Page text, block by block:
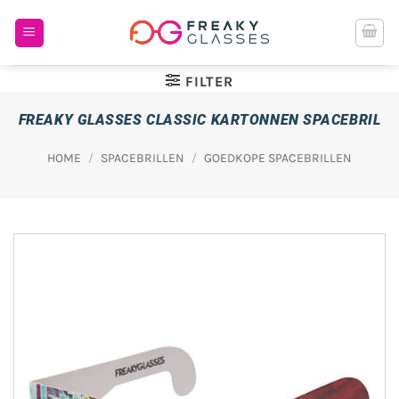
naar
FILTER
FREAKY GLASSES CLASSIC KARTONNEN SPACEBRIL
HOME / SPACEBRILLEN / GOEDKOPE SPACEBRILLEN